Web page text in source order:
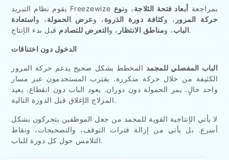
يقوم نظام التبريد Freezewize بمراجعة أبعاد فتحة الثلاجة، ونوع
حركة المرور ، وكثافة دورة الذروة، وعرض الحمولة، واستعادة
الباب، ومناطق الانتظار ، والتعرض للتصادم قبل بدء الإنتاج.
الدخول دون اختناقات
الباب المفصلي للمجمد المخطط بشكل صحيح يدعم حركة المرور
الكثيفة من خلال حركة متكررة. يقترب المستخدمون عبر مسار
واحد خالٍ. يمر الحمولة دون دوران. يعود الباب دون انقطاع. يعيد
المزلاج الإغلاق قبل الدورة التالية.
لا يأتي الإنتاجية القوية للمجمد من جعل الموظفين يتحركون بشكل
أسرع. بل يأتي من إزالة فترات التوقف، والتصحيحات، ونقاط
التلامس حول كل دورة للباب.